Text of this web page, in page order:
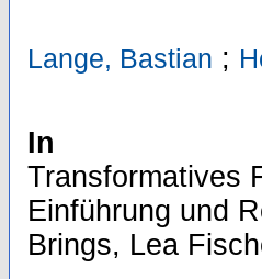
Lange, Bastian ;
In
Transformatives
Einführung und
Brings, Lea